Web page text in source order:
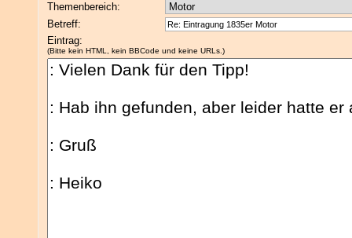
Themenbereich:
Betreff:
Eintrag:
(Bitte kein HTML, kein BBCode und keine URLs.)